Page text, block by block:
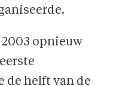
opnieuw
de helft van de